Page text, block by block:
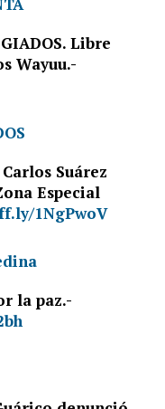
Libre
Wayuu.-
Suárez
Especial
1NgPwoV
la paz.-